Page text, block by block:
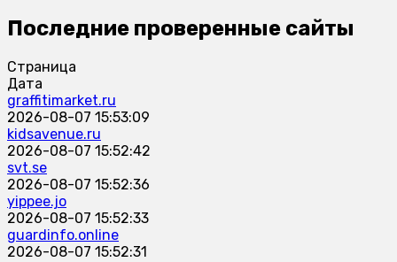
Последние проверенные сайты
Страница
Дата
graffitimarket.ru
2026-08-07 15:53:09
kidsavenue.ru
2026-08-07 15:52:42
svt.se
2026-08-07 15:52:36
yippee.jo
2026-08-07 15:52:33
guardinfo.online
2026-08-07 15:52:31